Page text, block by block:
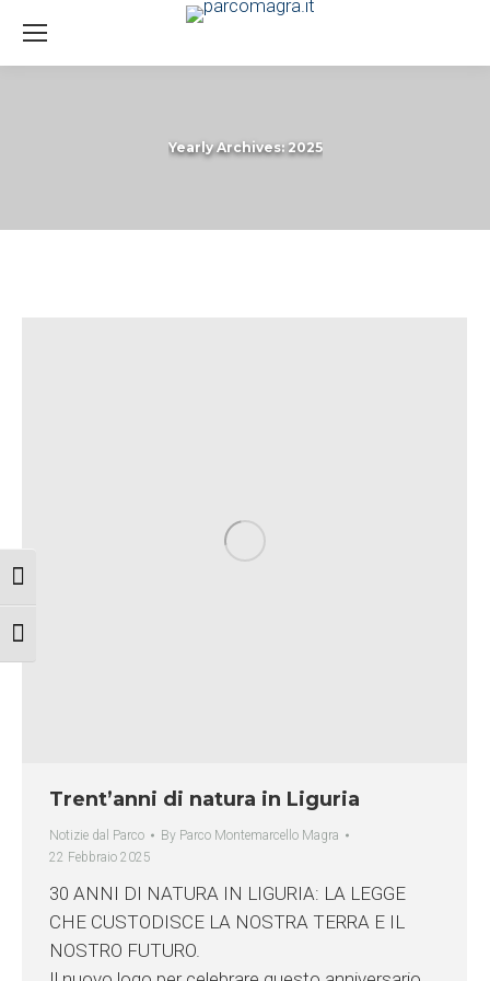
Attiva/disattiva alto contrasto
Attiva/disattiva dimensione testo
Yearly Archives:2025
Trent’anni di natura in Liguria
Notizie dal Parco By Parco Montemarcello Magra
22 Febbraio 2025
30 ANNI DI NATURA IN LIGURIA: LA LEGGE
CHE CUSTODISCE LA NOSTRA TERRA E IL
NOSTRO FUTURO.